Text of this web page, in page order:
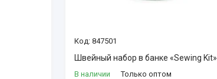
847501
Швейный набор в банке «Sewing Kit»
В наличии Только оптом